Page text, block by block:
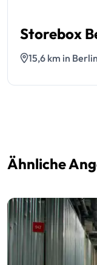
Storebox
15,6 km in Berlin
Ähnliche